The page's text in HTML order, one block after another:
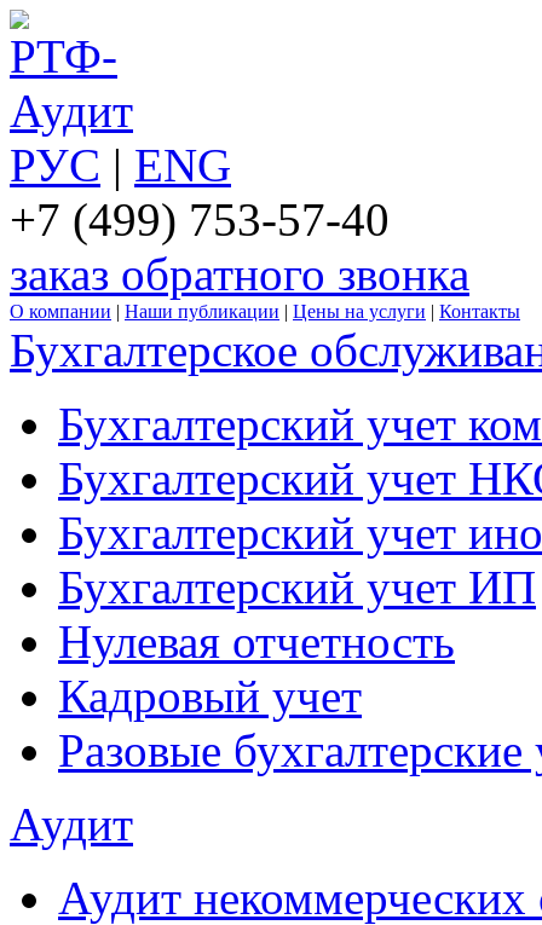
РУС | ENG
+7 (499) 753-57-40
заказ обратного звонка
О компании | Наши публикации | Цены на услуги | Контакты
Бухгалтерское
Бухгалтерский учет
Бухгалтерский учет
Бухгалтерский учет
Бухгалтерский учет ИП
Нулевая отчетность
Кадровый учет
Разовые бухгалтерские
Аудит
Аудит некоммерческих